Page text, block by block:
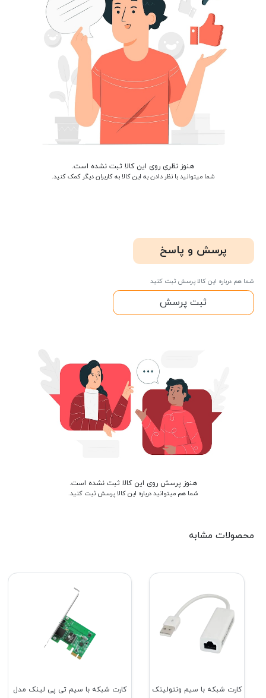
هنوز نظری روی این کالا ثبت نشده است.
شما میتوانید با نظر دادن به این کالا به کاربران دیگر کمک کنید.
پرسش و پاسخ
شما هم درباره این کالا پرسش ثبت کنید
ثبت پرسش
هنوز پرسش روی این کالا ثبت نشده است.
شما هم میتوانید درباره این کالا پرسش ثبت کنید.
محصولات مشابه
کارت شبکه با سیم تی پی لینک مدل
کارت شبکه با سیم ونتولینک